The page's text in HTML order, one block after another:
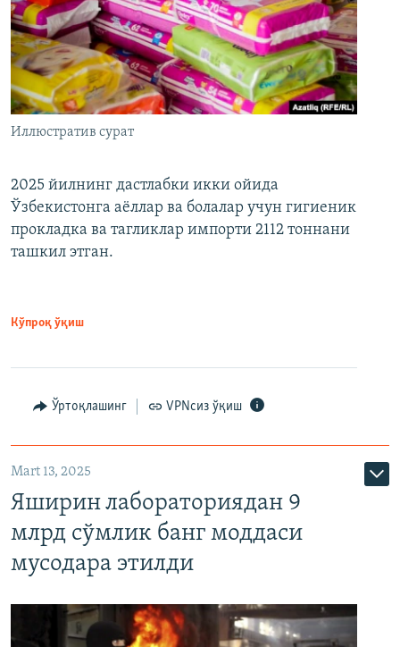
Иллюстратив сурат
2025 йилнинг дастлабки икки ойида
Ўзбекистонга аёллар ва болалар учун гигиеник
прокладка ва тагликлар импорти 2112 тоннани
ташкил этган.
Кўпроқ ўқиш
Ўртоқлашинг VPNсиз ўқиш
Mart 13, 2025
Яширин лабораториядан 9
млрд сўмлик банг моддаси
мусодара этилди